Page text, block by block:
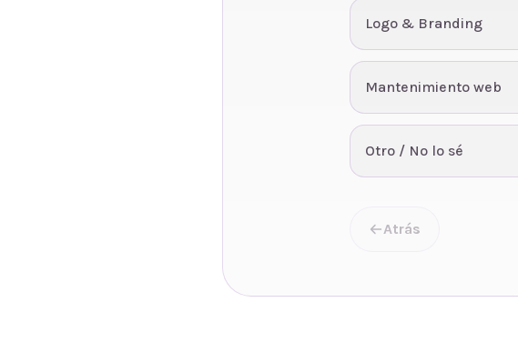
Logo & Branding
Mantenimiento web
Otro / No lo sé
Atrás